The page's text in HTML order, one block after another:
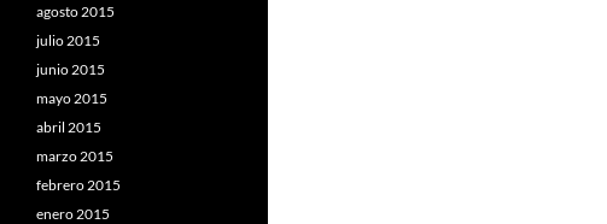
agosto 2015
julio 2015
junio 2015
mayo 2015
abril 2015
marzo 2015
febrero 2015
enero 2015